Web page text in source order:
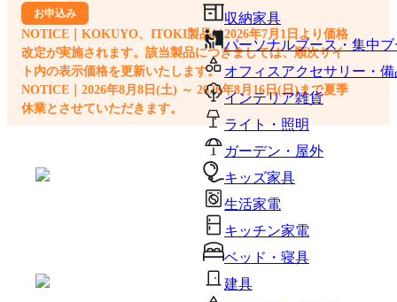
収納家具
パーソナルブース・集中
オフィスアクセサリー・備
インテリア雑貨
ライト・照明
ガーデン・屋外
キッズ家具
生活家電
キッチン家電
ベッド・寝具
建具
お申込み
NOTICE｜KOKUYO、ITOKI製品は2026年7月1日より価格
改定が実施されます。該当製品につきましては、順次サイ
ト内の表示価格を更新いたします。
NOTICE｜2026年8月8日(土) ～ 2026年8月16日(日)まで夏季
休業とさせていただきます。